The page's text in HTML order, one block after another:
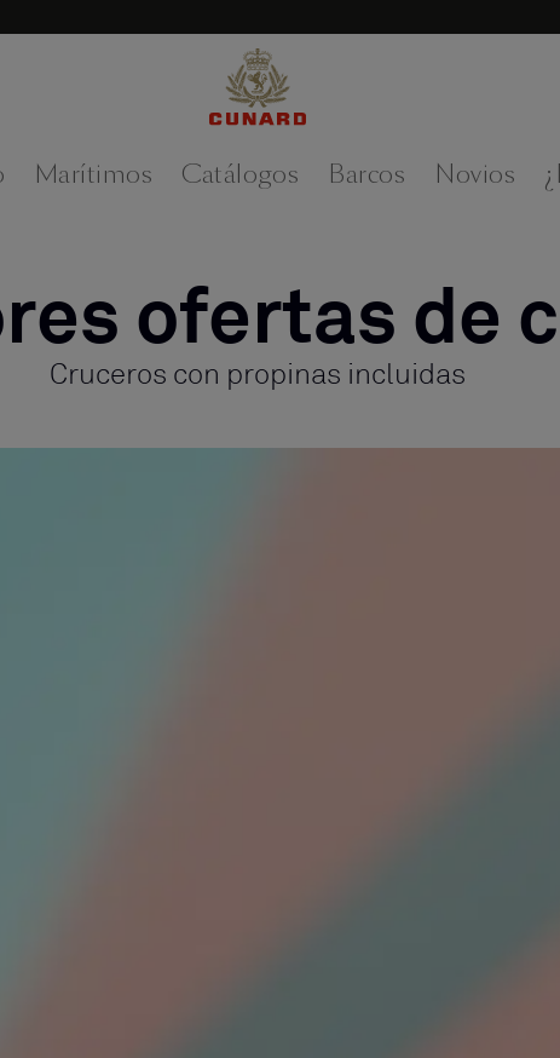
Marítimos Catálogos Barcos Novios
ofertas de
Cruceros con propinas incluidas